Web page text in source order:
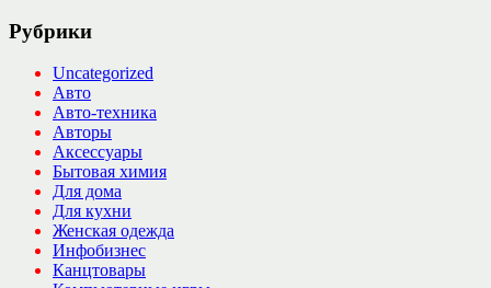
Рубрики
Uncategorized
Авто
Авто-техника
Авторы
Аксессуары
Бытовая химия
Для дома
Для кухни
Женская одежда
Инфобизнес
Канцтовары